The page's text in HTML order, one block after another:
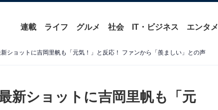
連載 ライフ グルメ 社会 IT・ビジネス エンタメ
新ショットに吉岡里帆も「元気！」と反応！ ファンから「羨ましい」との声
新ショットに吉岡里帆も「元